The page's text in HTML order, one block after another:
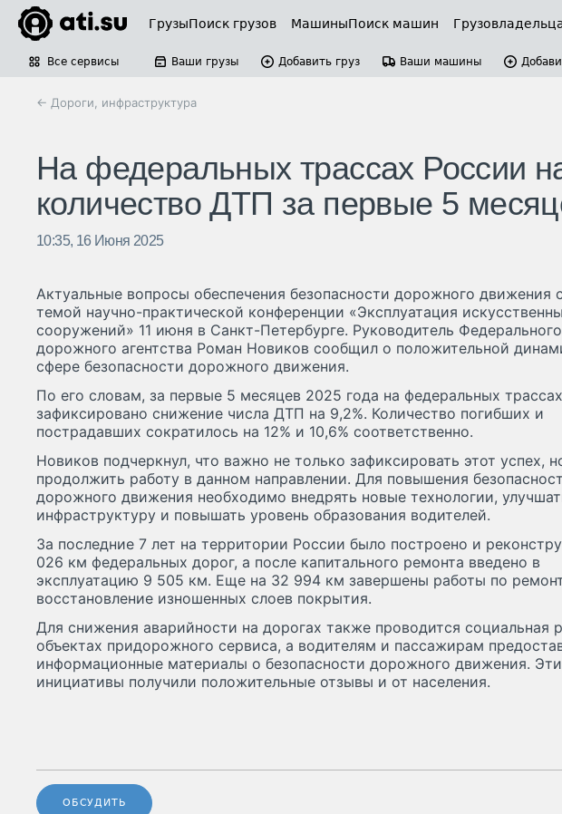
ГрузыПоиск грузов МашиныПоиск машин
Все сервисы Ваши грузы Добавить груз Ваши машины
← Дороги, инфраструктура
На федеральных трассах России
количество ДТП за первые 5
10:35, 16 Июня 2025
Актуальные вопросы обеспечения безопасности дорожного движения
темой научно-практической конференции «Эксплуатация
сооружений» 11 июня в Санкт-Петербурге. Руководитель Федерального
дорожного агентства Роман Новиков сообщил о положительной
сфере безопасности дорожного движения.
По его словам, за первые 5 месяцев 2025 года на федеральных трассах
зафиксировано снижение числа ДТП на 9,2%. Количество погибших и
пострадавших сократилось на 12% и 10,6% соответственно.
Новиков подчеркнул, что важно не только зафиксировать этот успех,
продолжить работу в данном направлении. Для повышения
дорожного движения необходимо внедрять новые технологии,
инфраструктуру и повышать уровень образования водителей.
За последние 7 лет на территории России было построено и
026 км федеральных дорог, а после капитального ремонта введено в
эксплуатацию 9 505 км. Еще на 32 994 км завершены работы по
восстановление изношенных слоев покрытия.
Для снижения аварийности на дорогах также проводится социальная
объектах придорожного сервиса, а водителям и пассажирам
информационные материалы о безопасности дорожного движения. Эти
инициативы получили положительные отзывы и от населения.
ОБСУДИТЬ